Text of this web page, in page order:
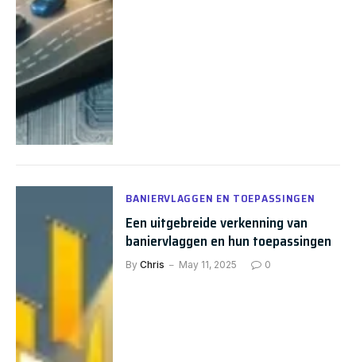
BANIERVLAGGEN EN TOEPASSINGEN
Een uitgebreide verkenning van
baniervlaggen en hun toepassingen
By Chris May 11, 2025 0